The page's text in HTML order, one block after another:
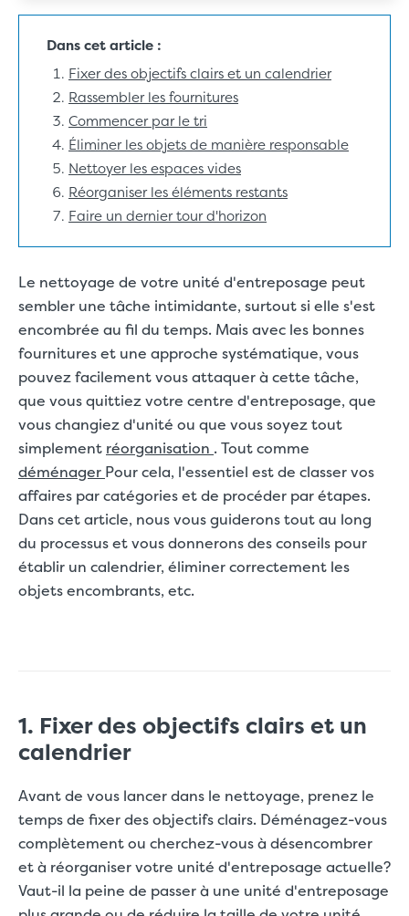
Le nettoyage de votre unité d'entreposage peut
sembler une tâche intimidante, surtout si elle s'est
encombrée au fil du temps. Mais avec les bonnes
fournitures et une approche systématique, vous
pouvez facilement vous attaquer à cette tâche,
que vous quittiez votre centre d'entreposage, que
vous changiez d'unité ou que vous soyez tout
simplement réorganisation . Tout comme
déménager Pour cela, l'essentiel est de classer vos
affaires par catégories et de procéder par étapes.
Dans cet article, nous vous guiderons tout au long
du processus et vous donnerons des conseils pour
établir un calendrier, éliminer correctement les
objets encombrants, etc.
Dans cet article :
Fixer des objectifs clairs et un calendrier
Rassembler les fournitures
Commencer par le tri
Éliminer les objets de manière responsable
Nettoyer les espaces vides
Réorganiser les éléments restants
Faire un dernier tour d'horizon
1. Fixer des objectifs clairs et un
calendrier
Avant de vous lancer dans le nettoyage, prenez le
temps de fixer des objectifs clairs. Déménagez-vous
complètement ou cherchez-vous à désencombrer
et à réorganiser votre unité d'entreposage actuelle?
Vaut-il la peine de passer à une unité d'entreposage